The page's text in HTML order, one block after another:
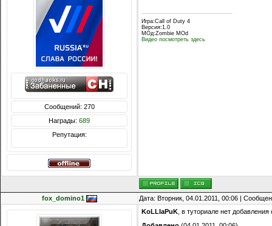
Сообщений: 270
Награды: 689
Репутация:
Игра:Call of Duty 4
Версия:1.0
МОд:Zombie MOd
Видео посмотреть здесь
fox_domino1
Дата: Вторник, 04.01.2011, 00:06 |
KoLLIaPuK , в туториале нет